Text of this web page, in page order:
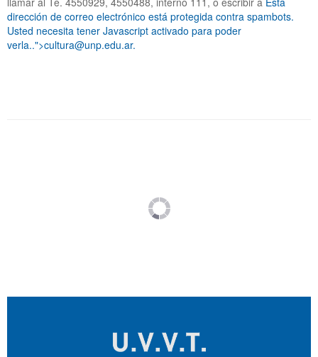
dirección de correo electrónico está protegida contra spambots.
Usted necesita tener Javascript activado para poder
verla..">cultura@unp.edu.ar.